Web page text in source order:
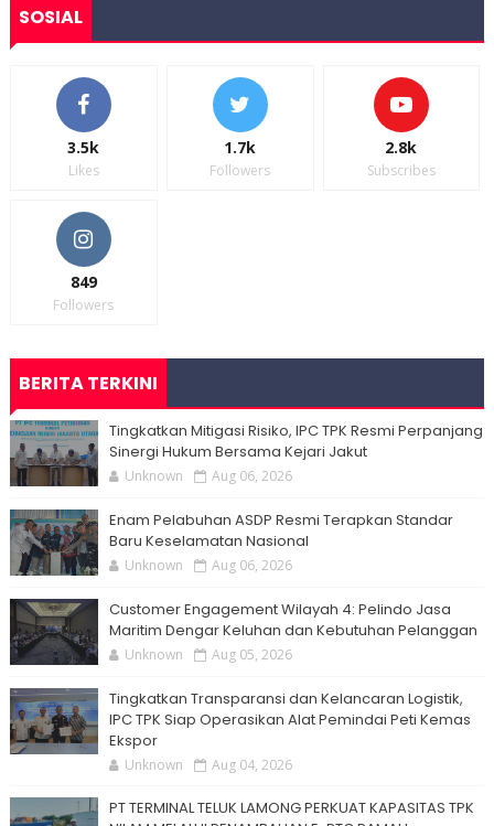
SOSIAL
3.5k
Likes
1.7k
Followers
2.8k
Subscribes
849
Followers
BERITA TERKINI
Tingkatkan Mitigasi Risiko, IPC TPK Resmi Perpanjang
Sinergi Hukum Bersama Kejari Jakut
Unknown Aug 06, 2026
Enam Pelabuhan ASDP Resmi Terapkan Standar
Baru Keselamatan Nasional
Unknown Aug 06, 2026
Customer Engagement Wilayah 4: Pelindo Jasa
Maritim Dengar Keluhan dan Kebutuhan Pelanggan
Unknown Aug 05, 2026
Tingkatkan Transparansi dan Kelancaran Logistik,
IPC TPK Siap Operasikan Alat Pemindai Peti Kemas
Ekspor
Unknown Aug 04, 2026
PT TERMINAL TELUK LAMONG PERKUAT KAPASITAS TPK